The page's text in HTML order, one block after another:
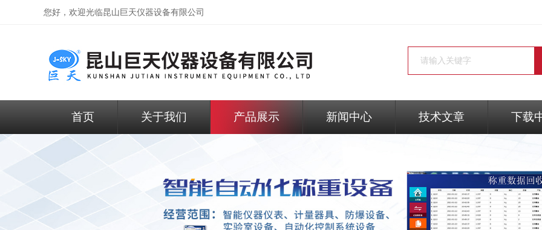
您好，欢迎光临昆山巨天仪器设备有限公司
首页 关于我们 产品展示 新闻中心 技术文章 下载